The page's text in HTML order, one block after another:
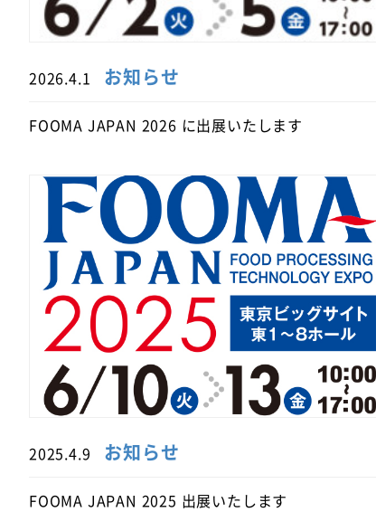
2026.4.1 お知らせ
FOOMA JAPAN 2026 に出展いたします
2025.4.9 お知らせ
FOOMA JAPAN 2025 出展いたします